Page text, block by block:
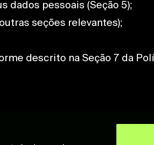
dados pessoais (Seção 5);
seções relevantes);
descrito na Seção 7 da